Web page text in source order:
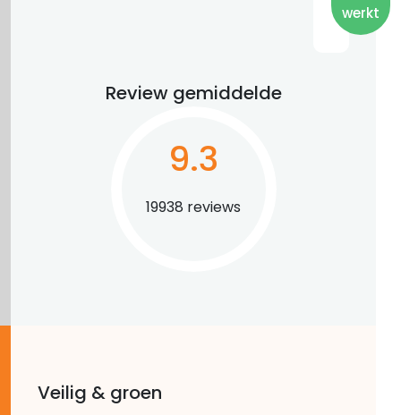
werkt
Review gemiddelde
19938 reviews
9.3
Veilig & groen